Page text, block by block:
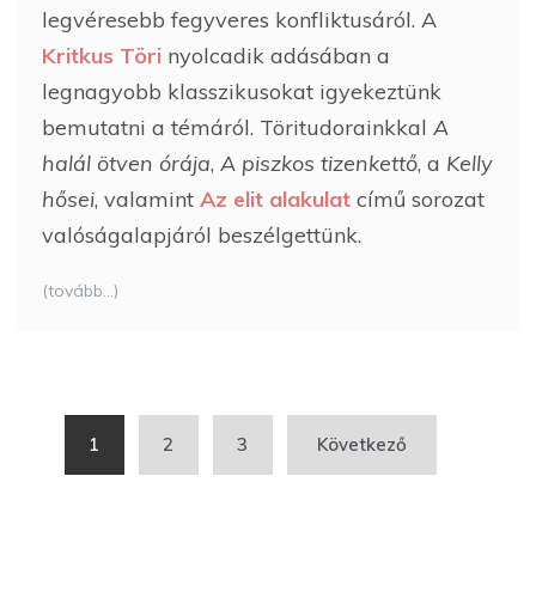
legvéresebb fegyveres konfliktusáról. A
Kritkus Töri nyolcadik adásában a
legnagyobb klasszikusokat igyekeztünk
bemutatni a témáról. Töritudorainkkal A
halál ötven órája, A piszkos tizenkettő, a Kelly
hősei, valamint Az elit alakulat című sorozat
valóságalapjáról beszélgettünk.
(tovább…)
Bejegyzés
navigáció
1 2 3 Következő